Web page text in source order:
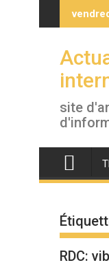
to
site
RDC: